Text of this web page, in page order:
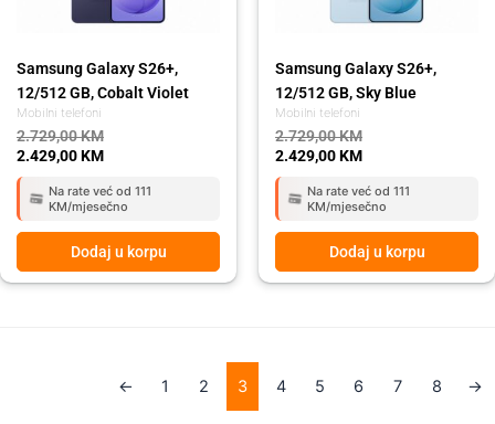
Mobilni telefoni
Samsung Galaxy S26+,
12/512 GB, Cobalt Violet
2.729,00KM
2.429,00KM
Na rate već od 111
KM/mjesečno
Dodaj u korpu
Mobilni telefoni
Samsung Galaxy S26+,
12/512 GB, Sky Blue
2.729,00KM
2.429,00KM
Na rate već od 111
KM/mjesečno
Dodaj u korpu
← 1 2 3 4 5 6 7 8 →